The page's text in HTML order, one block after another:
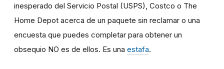
inesperado del Servicio Postal (USPS), Costco o The
Home Depot acerca de un paquete sin reclamar o una
encuesta que puedes completar para obtener un
obsequio NO es de ellos. Es una estafa.